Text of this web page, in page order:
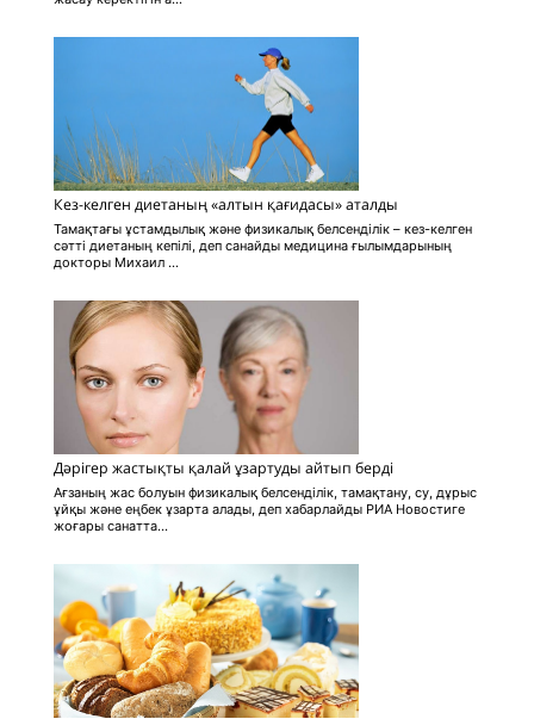
Кез-келген диетаның «алтын қағидасы» аталды
Тамақтағы ұстамдылық және физикалық белсенділік – кез-келген
сәтті диетаның кепілі, деп санайды медицина ғылымдарының
докторы Михаил ...
Дәрігер жастықты қалай ұзартуды айтып берді
Ағзаның жас болуын физикалық белсенділік, тамақтану, су, дұрыс
ұйқы және еңбек ұзарта алады, деп хабарлайды РИА Новостиге
жоғары санатта...